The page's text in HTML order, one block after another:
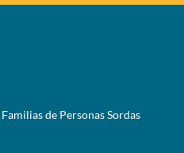
de Personas Sordas